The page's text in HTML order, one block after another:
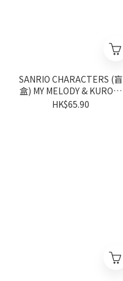
SANRIO CHARACTERS (盲
盒) MY MELODY & KUROMI
淘氣裝扮 (隨機派發)
HK$65.90